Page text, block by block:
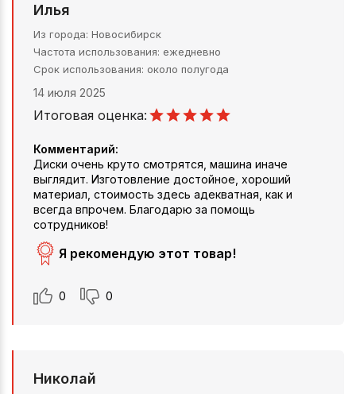
Илья
Из города Новосибирск
Частота использования ежедневно
Срок использования около полугода
14 июля 2025
Итоговая оценка:
Комментарий:
Диски очень круто смотрятся, машина иначе
выглядит. Изготовление достойное, хороший
материал, стоимость здесь адекватная, как и
всегда впрочем. Благодарю за помощь
сотрудников!
Я рекомендую этот товар!
0 0
Николай